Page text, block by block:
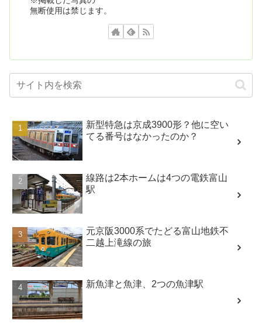
無断使用は禁じます。
新型特急は京成3900形？他に空い
てる番号はなかったのか？
線路は2本ホームは4つの電鉄富山
駅
元京阪3000系でたどる富山地鉄不
二越上滝線の旅
新魚津と魚津、2つの魚津駅